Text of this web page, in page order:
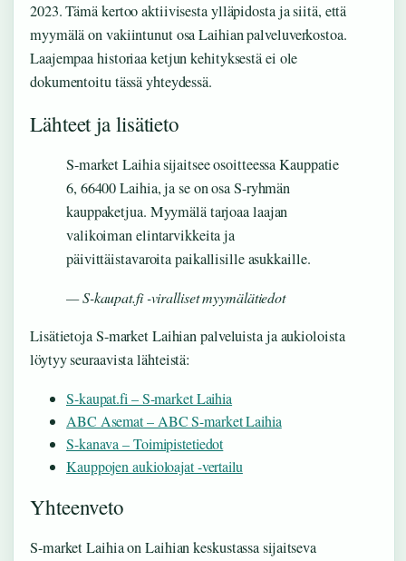
2023. Tämä kertoo aktiivisesta ylläpidosta ja siitä, että
myymälä on vakiintunut osa Laihian palveluverkostoa.
Laajempaa historiaa ketjun kehityksestä ei ole
dokumentoitu tässä yhteydessä.
Lähteet ja lisätieto
S-market Laihia sijaitsee osoitteessa Kauppatie
6, 66400 Laihia, ja se on osa S-ryhmän
kauppaketjua. Myymälä tarjoaa laajan
valikoiman elintarvikkeita ja
päivittäistavaroita paikallisille asukkaille.
— S-kaupat.fi -viralliset myymälätiedot
Lisätietoja S-market Laihian palveluista ja aukioloista
löytyy seuraavista lähteistä:
S-kaupat.fi – S-market Laihia
ABC Asemat – ABC S-market Laihia
S-kanava – Toimipistetiedot
Kauppojen aukioloajat -vertailu
Yhteenveto
S-market Laihia on Laihian keskustassa sijaitseva